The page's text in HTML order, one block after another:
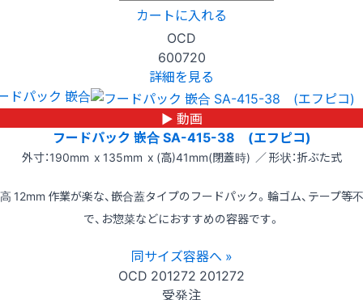
カートに入れる
OCD
600720
詳細を見る
ドパック 嵌合
▶ 動画
フードパック 嵌合 SA-415-38 (エフピコ)
外寸：190mm x 135mm x (高)41mm(閉蓋時) ／ 形状：折ぶた式
12mm 作業が楽な、嵌合蓋タイプのフードパック。輪ゴム、テープ等
で、お惣菜などにおすすめの容器です。
同サイズ容器へ »
OCD 201272 201272
受発注